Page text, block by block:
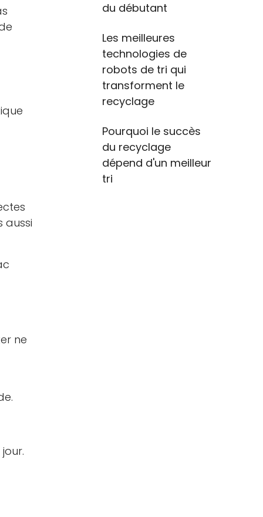
aussi
ne
du débutant
Les meilleures
technologies de
robots de tri qui
transforment le
recyclage
Pourquoi le succès
du recyclage
dépend d'un meilleur
tri